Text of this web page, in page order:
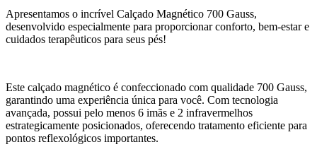
Apresentamos o incrível Calçado Magnético 700 Gauss,
desenvolvido especialmente para proporcionar conforto, bem-estar e
cuidados terapêuticos para seus pés!
Este calçado magnético é confeccionado com qualidade 700 Gauss,
garantindo uma experiência única para você. Com tecnologia
avançada, possui pelo menos 6 imãs e 2 infravermelhos
estrategicamente posicionados, oferecendo tratamento eficiente para
pontos reflexológicos importantes.